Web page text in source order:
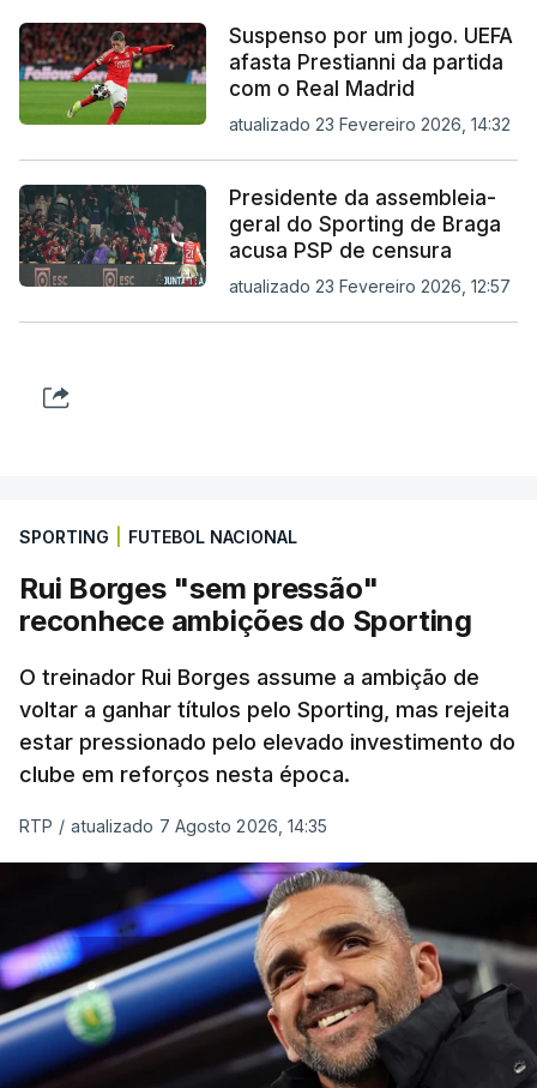
Suspenso por um jogo. UEFA
afasta Prestianni da partida
com o Real Madrid
atualizado 23 Fevereiro 2026, 14:32
Presidente da assembleia-
geral do Sporting de Braga
acusa PSP de censura
atualizado 23 Fevereiro 2026, 12:57
SPORTING FUTEBOL NACIONAL
Rui Borges "sem pressão"
reconhece ambições do Sporting
O treinador Rui Borges assume a ambição de
voltar a ganhar títulos pelo Sporting, mas rejeita
estar pressionado pelo elevado investimento do
clube em reforços nesta época.
RTP / atualizado 7 Agosto 2026, 14:35